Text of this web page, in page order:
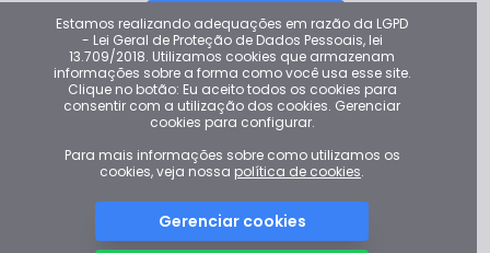
Estamos realizando adequações em razão da LGPD
- Lei Geral de Proteção de Dados Pessoais, lei
13.709/2018. Utilizamos cookies que armazenam
informações sobre a forma como você usa esse site.
Clique no botão: Eu aceito todos os cookies para
consentir com a utilização dos cookies. Gerenciar
cookies para configurar.
Para mais informações sobre como utilizamos os
cookies, veja nossa política de cookies.
Gerenciar cookies
Dê sua opinião
Por favor deixe sua opinião para ajudar a melhorar o Portal
da Transparência
© 2022 - Portal da Transparência do Rio Grande do Norte -